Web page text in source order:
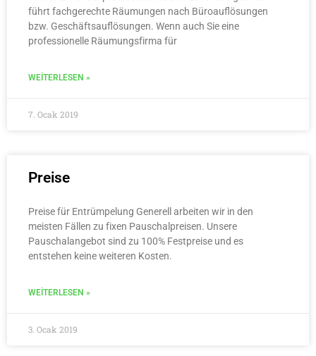
führt fachgerechte Räumungen nach Büroauflösungen
bzw. Geschäftsauflösungen. Wenn auch Sie eine
professionelle Räumungsfirma für
WEITERLESEN »
7. Ocak 2019
Preise
Preise für Entrümpelung Generell arbeiten wir in den
meisten Fällen zu fixen Pauschalpreisen. Unsere
Pauschalangebot sind zu 100% Festpreise und es
entstehen keine weiteren Kosten.
WEITERLESEN »
3. Ocak 2019